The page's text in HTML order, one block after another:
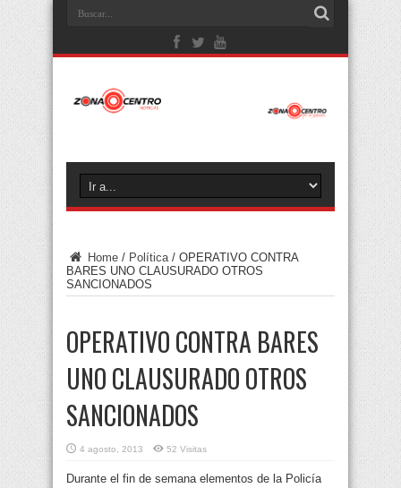
Home / Política / OPERATIVO CONTRA
BARES UNO CLAUSURADO OTROS
SANCIONADOS
OPERATIVO CONTRA BARES
UNO CLAUSURADO OTROS
SANCIONADOS
4 agosto, 2013 52 Visitas
Durante el fin de semana elementos de la Policía